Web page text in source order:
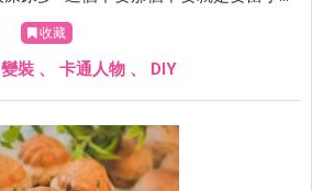
都撞衣、因為各個都成了 Let it go~
收藏
變裝 、 卡通人物 、 DIY